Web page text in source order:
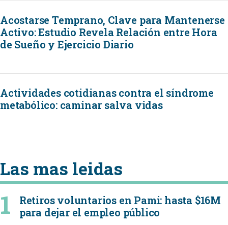
Acostarse Temprano, Clave para Mantenerse
Activo: Estudio Revela Relación entre Hora
de Sueño y Ejercicio Diario
Actividades cotidianas contra el síndrome
metabólico: caminar salva vidas
Las mas leidas
Retiros voluntarios en Pami: hasta $16M
para dejar el empleo público